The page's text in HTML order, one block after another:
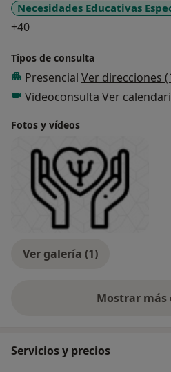
Necesidades Educativas
+40a11y_sr_more_diseases
Tipos de consulta
Presencial Ver direcciones
Videoconsulta Ver
Fotos y vídeos
Ver galería (1)
Mostrar más
Servicios y precios